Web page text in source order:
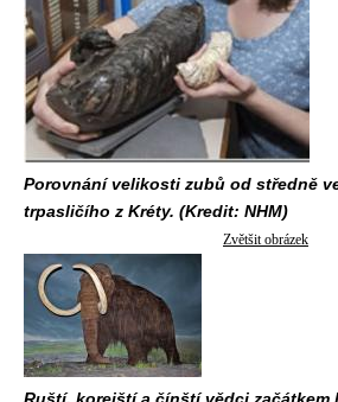
Porovnání velikosti zubů od středně
trpasličího z Kréty. (Kredit: NHM)
Zvětšit obrázek